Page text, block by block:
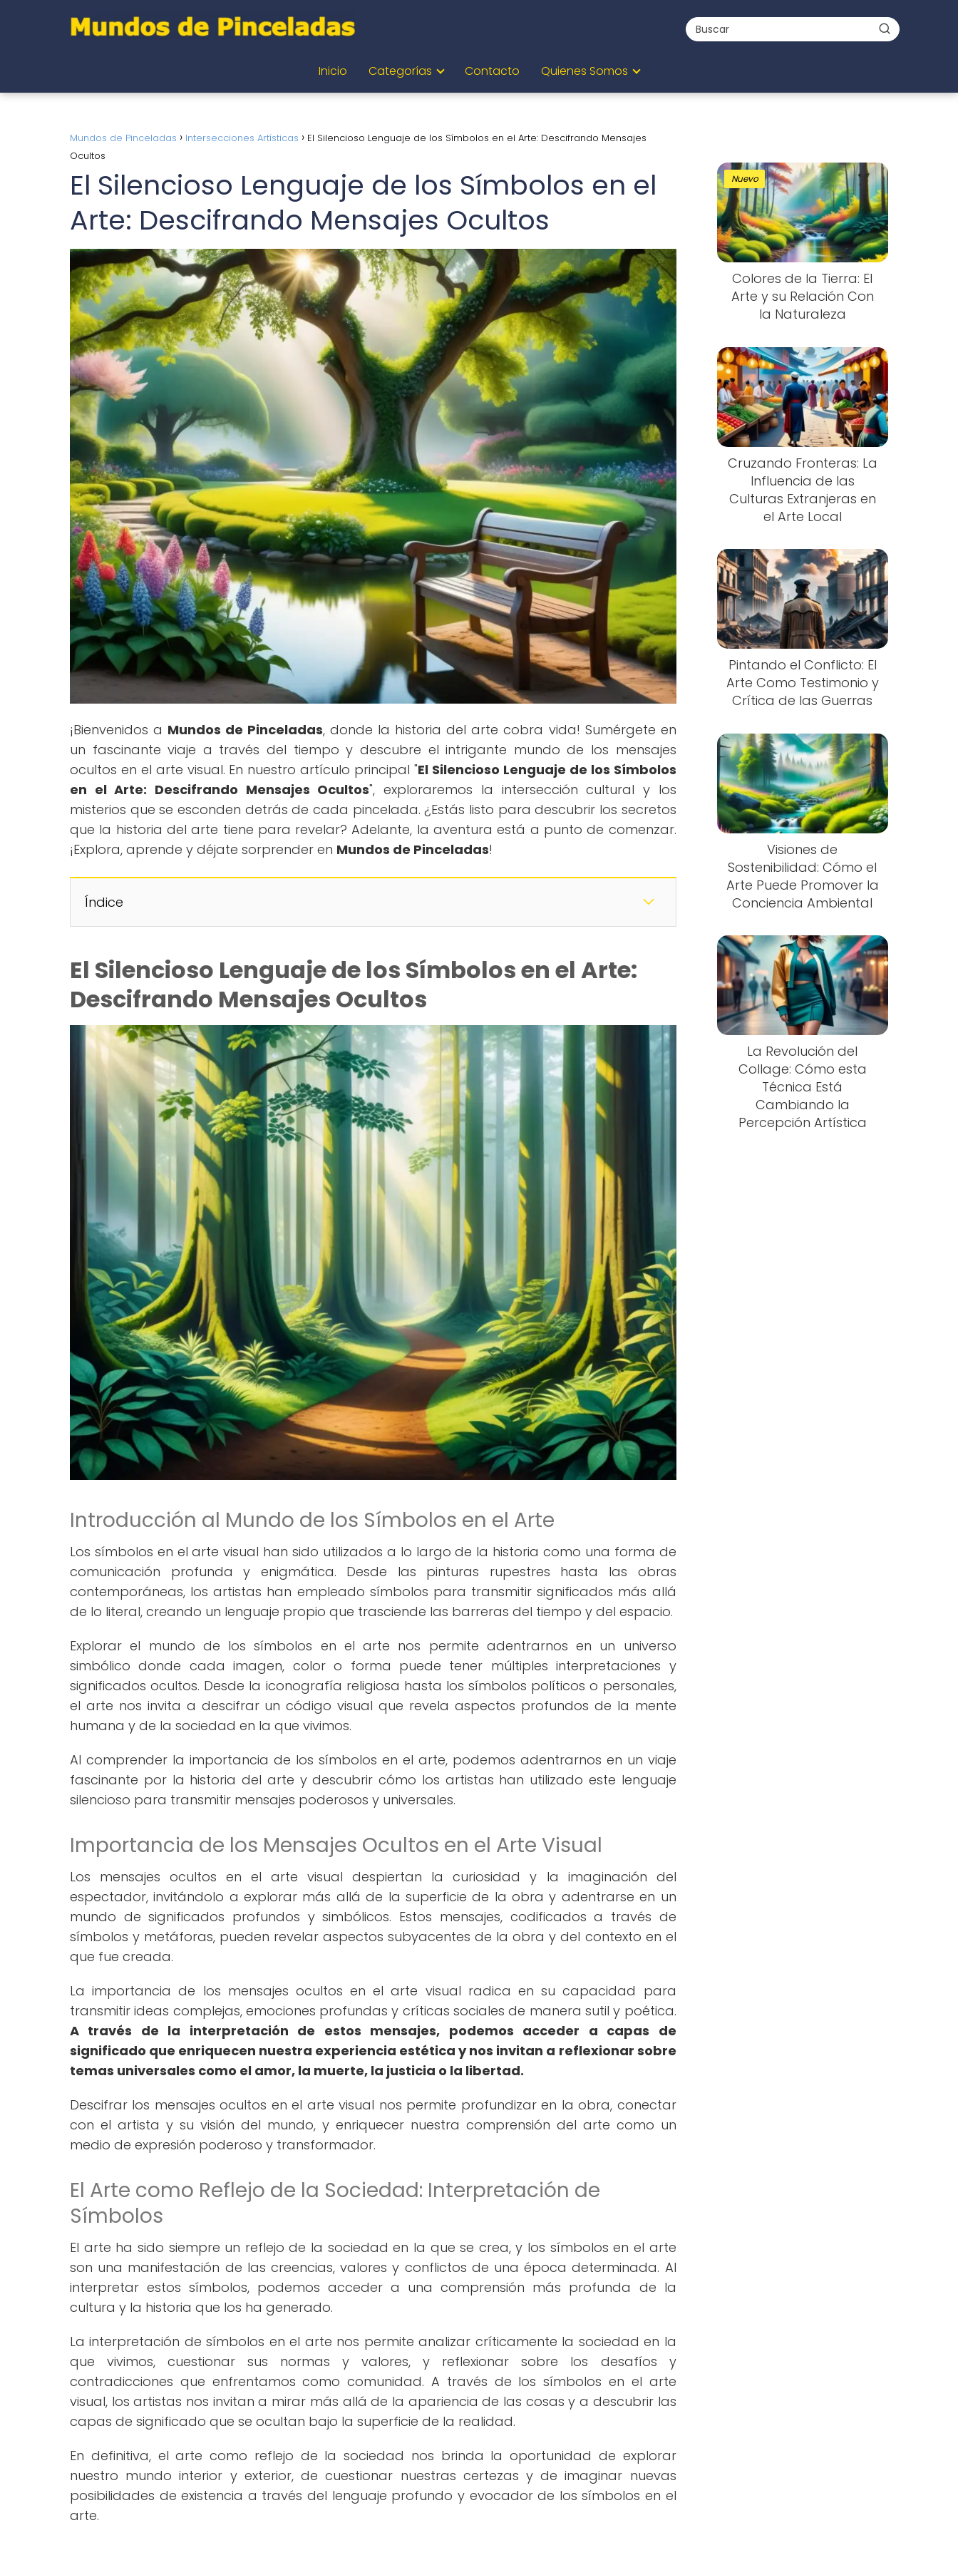
Inicio Categorías Contacto Quienes Somos
Mundos de Pinceladas Intersecciones Artísticas
El Silencioso Lenguaje de los Símbolos en el Arte: Descifrando Mensajes
Ocultos
El Silencioso Lenguaje de los Símbolos en el
Arte: Descifrando Mensajes Ocultos
¡Bienvenidos a Mundos de Pinceladas, donde la historia del arte cobra vida! Sumérgete en
un fascinante viaje a través del tiempo y descubre el intrigante mundo de los mensajes
ocultos en el arte visual. En nuestro artículo principal "El Silencioso Lenguaje de los Símbolos
en el Arte: Descifrando Mensajes Ocultos", exploraremos la intersección cultural y los
misterios que se esconden detrás de cada pincelada. ¿Estás listo para descubrir los secretos
que la historia del arte tiene para revelar? Adelante, la aventura está a punto de comenzar.
¡Explora, aprende y déjate sorprender en Mundos de Pinceladas!
Índice
El Silencioso Lenguaje de los Símbolos en el Arte:
Descifrando Mensajes Ocultos
Introducción al Mundo de los Símbolos en el Arte
Los símbolos en el arte visual han sido utilizados a lo largo de la historia como una forma de
comunicación profunda y enigmática. Desde las pinturas rupestres hasta las obras
contemporáneas, los artistas han empleado símbolos para transmitir significados más allá
de lo literal, creando un lenguaje propio que trasciende las barreras del tiempo y del espacio.
Explorar el mundo de los símbolos en el arte nos permite adentrarnos en un universo
simbólico donde cada imagen, color o forma puede tener múltiples interpretaciones y
significados ocultos. Desde la iconografía religiosa hasta los símbolos políticos o personales,
el arte nos invita a descifrar un código visual que revela aspectos profundos de la mente
humana y de la sociedad en la que vivimos.
Al comprender la importancia de los símbolos en el arte, podemos adentrarnos en un viaje
fascinante por la historia del arte y descubrir cómo los artistas han utilizado este lenguaje
silencioso para transmitir mensajes poderosos y universales.
Importancia de los Mensajes Ocultos en el Arte Visual
Los mensajes ocultos en el arte visual despiertan la curiosidad y la imaginación del
espectador, invitándolo a explorar más allá de la superficie de la obra y adentrarse en un
mundo de significados profundos y simbólicos. Estos mensajes, codificados a través de
símbolos y metáforas, pueden revelar aspectos subyacentes de la obra y del contexto en el
que fue creada.
La importancia de los mensajes ocultos en el arte visual radica en su capacidad para
transmitir ideas complejas, emociones profundas y críticas sociales de manera sutil y poética.
A través de la interpretación de estos mensajes, podemos acceder a capas de
significado que enriquecen nuestra experiencia estética y nos invitan a reflexionar sobre
temas universales como el amor, la muerte, la justicia o la libertad.
Descifrar los mensajes ocultos en el arte visual nos permite profundizar en la obra, conectar
con el artista y su visión del mundo, y enriquecer nuestra comprensión del arte como un
medio de expresión poderoso y transformador.
El Arte como Reflejo de la Sociedad: Interpretación de
Símbolos
El arte ha sido siempre un reflejo de la sociedad en la que se crea, y los símbolos en el arte
son una manifestación de las creencias, valores y conflictos de una época determinada. Al
interpretar estos símbolos, podemos acceder a una comprensión más profunda de la
cultura y la historia que los ha generado.
La interpretación de símbolos en el arte nos permite analizar críticamente la sociedad en la
que vivimos, cuestionar sus normas y valores, y reflexionar sobre los desafíos y
contradicciones que enfrentamos como comunidad. A través de los símbolos en el arte
visual, los artistas nos invitan a mirar más allá de la apariencia de las cosas y a descubrir las
capas de significado que se ocultan bajo la superficie de la realidad.
En definitiva, el arte como reflejo de la sociedad nos brinda la oportunidad de explorar
nuestro mundo interior y exterior, de cuestionar nuestras certezas y de imaginar nuevas
posibilidades de existencia a través del lenguaje profundo y evocador de los símbolos en el
arte.
Nuevo
Colores de la Tierra: El
Arte y su Relación Con
la Naturaleza
Cruzando Fronteras: La
Influencia de las
Culturas Extranjeras en
el Arte Local
Pintando el Conflicto: El
Arte Como Testimonio y
Crítica de las Guerras
Visiones de
Sostenibilidad: Cómo el
Arte Puede Promover la
Conciencia Ambiental
La Revolución del
Collage: Cómo esta
Técnica Está
Cambiando la
Percepción Artística